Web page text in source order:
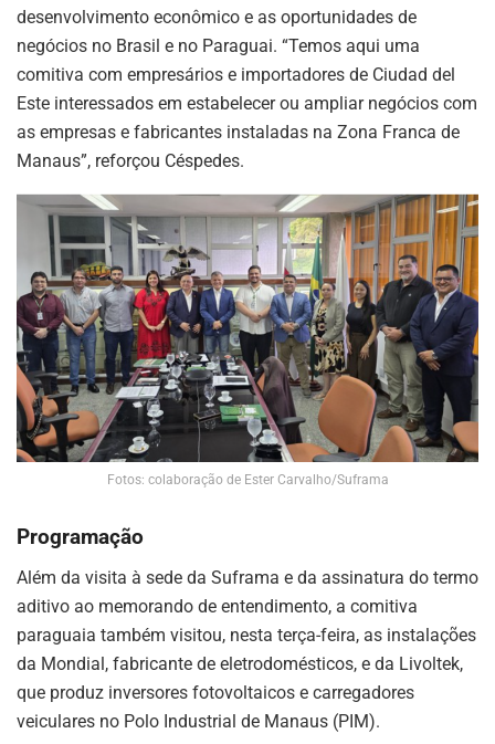
desenvolvimento econômico e as oportunidades de
negócios no Brasil e no Paraguai. “Temos aqui uma
comitiva com empresários e importadores de Ciudad del
Este interessados em estabelecer ou ampliar negócios com
as empresas e fabricantes instaladas na Zona Franca de
Manaus”, reforçou Céspedes.
Fotos: colaboração de Ester Carvalho/Suframa
Programação
Além da visita à sede da Suframa e da assinatura do termo
aditivo ao memorando de entendimento, a comitiva
paraguaia também visitou, nesta terça-feira, as instalações
da Mondial, fabricante de eletrodomésticos, e da Livoltek,
que produz inversores fotovoltaicos e carregadores
veiculares no Polo Industrial de Manaus (PIM).